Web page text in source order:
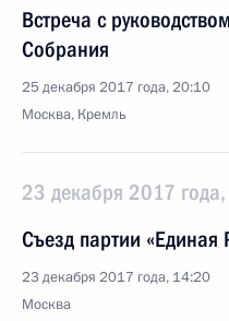
Встреча с
Собрания
25 декабря 2017 года, 20:10
Москва, Кремль
23 декабря 2017 года,
Съезд партии «Единая
23 декабря 2017 года, 14:20
Москва